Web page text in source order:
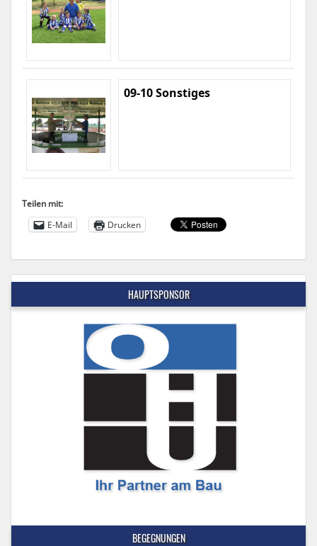
09-10 Sonstiges
Teilen mit:
E-Mail
Drucken
HAUPTSPONSOR
BEGEGNUNGEN